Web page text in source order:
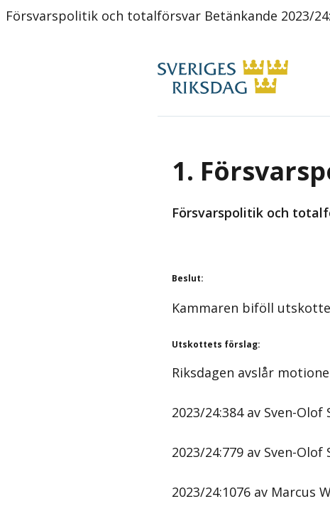
Försvarspolitik och totalförsvar Betänkande 2023/
1.
Försvarspolitik och
Beslut:
Kammaren biföll
Utskottets förslag:
Riksdagen avslår
2023/24:384 av Sven-
2023/24:779 av Sven-
2023/24:1076 av Marcus